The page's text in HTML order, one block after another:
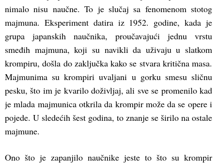
nimalo nisu naučne. To je slučaj sa fenomenom stotog
majmuna. Eksperiment datira iz 1952. godine, kada je
grupa japanskih naučnika, proučavajući jednu vrstu
smeđih majmuna, koji su navikli da uživaju u slatkom
krompiru, došla do zaključka kako se stvara kritična masa.
Majmunima su krompiri uvaljani u gorku smesu sličnu
pesku, što im je kvarilo doživljaj, ali sve se promenilo kad
je mlada majmunica otkrila da krompir može da se opere i
pojede. U sledećih šest godina, to znanje se širilo na ostale
majmune.
Ono što je zapanjilo naučnike jeste to što su krompir